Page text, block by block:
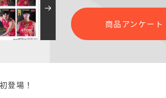
商品アンケート
登場！